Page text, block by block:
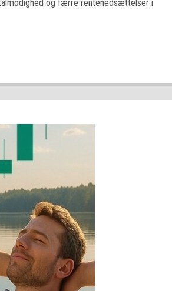
og færre rentenedsættelser i